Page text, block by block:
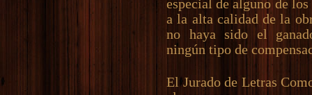
especial de alguno de
a la alta calidad de la
no haya sido el
ningún tipo de
El Jurado de Letras